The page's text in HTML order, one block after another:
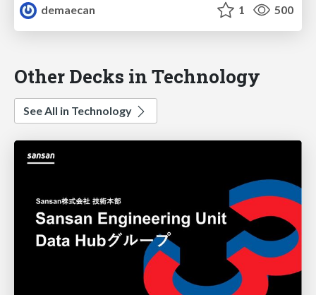
demaecan
1 500
Other Decks in Technology
See All in Technology